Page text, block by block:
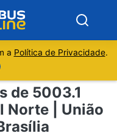
a Política de Privacidade.
de 5003.1
Norte | União